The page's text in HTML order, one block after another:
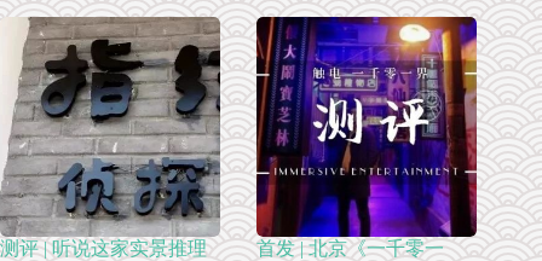
测评 | 听说这家实景推理
首发 | 北京《一千零一